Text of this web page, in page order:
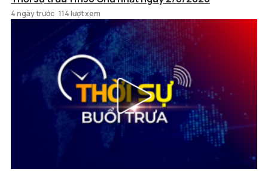
4 ngày trước 114 lượt xem